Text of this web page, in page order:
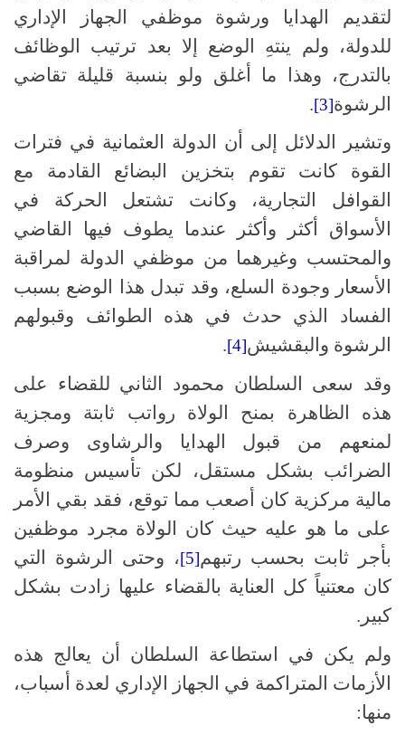
لتقديم الهدايا ورشوة موظفي الجهاز الإداري
للدولة، ولم ينتهِ الوضع إلا بعد ترتيب الوظائف
بالتدرج، وهذا ما أغلق ولو بنسبة قليلة تقاضي
الرشوة[3]
.
وتشير الدلائل إلى أن الدولة العثمانية في فترات
القوة كانت تقوم بتخزين البضائع القادمة مع
القوافل التجارية، وكانت تشتعل الحركة في
الأسواق أكثر وأكثر عندما يطوف فيها القاضي
والمحتسب وغيرهما من موظفي الدولة لمراقبة
الأسعار وجودة السلع، وقد تبدل هذا الوضع بسبب
الفساد الذي حدث في هذه الطوائف وقبولهم
الرشوة والبقشيش[4]
.
وقد سعى السلطان محمود الثاني للقضاء على
هذه الظاهرة بمنح الولاة رواتب ثابتة ومجزية
لمنعهم من قبول الهدايا والرشاوى وصرف
الضرائب بشكل مستقل، لكن تأسيس منظومة
مالية مركزية كان أصعب مما توقع، فقد بقي الأمر
على ما هو عليه حيث كان الولاة مجرد موظفين
بأجر ثابت بحسب رتبهم[5]
، وحتى الرشوة التي
كان معتنياً كل العناية بالقضاء عليها زادت بشكل
كبير.
ولم يكن في استطاعة السلطان أن يعالج هذه
الأزمات المتراكمة في الجهاز الإداري لعدة أسباب،
منها: